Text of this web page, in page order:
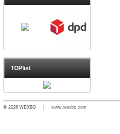
TOPlist
© 2026 WEXBO | www.wexbo.com